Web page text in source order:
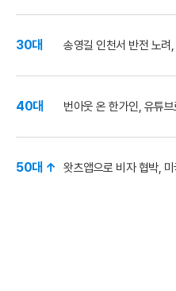
30대 송영길 인천서 반전 노려
40대 번아웃 온 한가인, 유튜
50대 ↑ 왓츠앱으로 비자 협박,